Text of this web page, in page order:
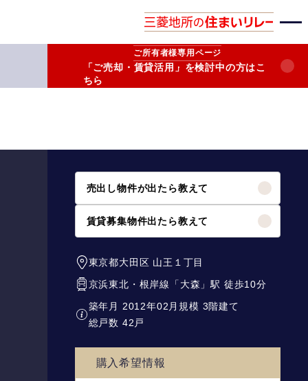
ご所有者様専用ページ
「ご売却・賃貸活用」を検討中の方はこ
ちら
売出し物件が出たら教えて
賃貸募集物件出たら教えて
東京都大田区 山王１丁目
京浜東北・根岸線
「 大森 」駅 徒歩10分
築年月 2012年02月規模 3階建て
総戸数 42戸
購入希望情報